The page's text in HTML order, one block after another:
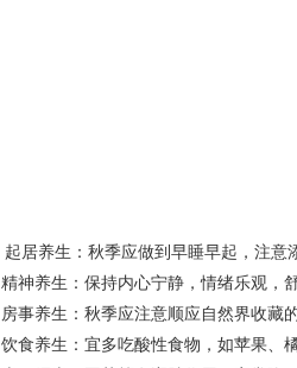
起居养生：秋季应做到早睡早起，注意
精神养生：保持内心宁静，情绪乐观，
房事养生：秋季应注意顺应自然界收藏
饮食养生：宜多吃酸性食物，如苹果、